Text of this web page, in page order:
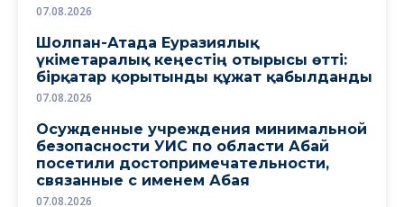
07.08.2026
Шолпан-Атада Еуразиялық
үкіметаралық кеңестің отырысы өтті:
бірқатар қорытынды құжат қабылданды
07.08.2026
Осужденные учреждения минимальной
безопасности УИС по области Абай
посетили достопримечательности,
связанные с именем Абая
07.08.2026